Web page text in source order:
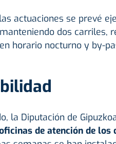
actuaciones se prevé
dos carriles,
horario nocturno y by-
la Diputación de
de atención de los